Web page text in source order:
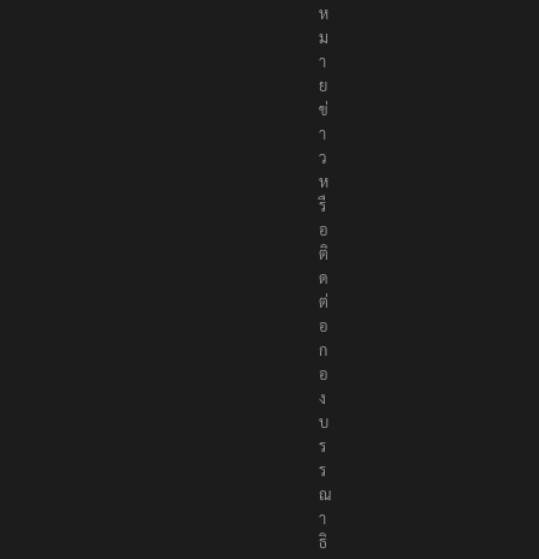
ห
ม
า
ย
ข่
า
ว
ห
รื
อ
ติ
ด
ต่
อ
ก
อ
ง
บ
ร
ร
ณ
า
ธิ